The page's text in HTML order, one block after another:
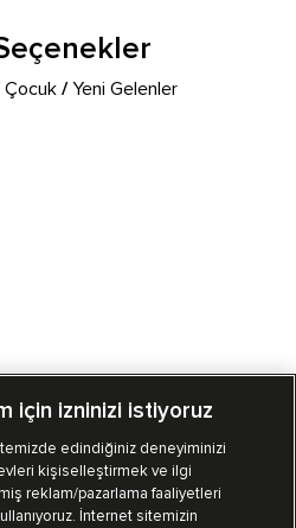
Çocuk /Yeni Gelenler
Sipariş Takibi
için izninizi istiyoruz
edindiğiniz deneyiminizi
kişiselleştirmek ve ilgi
reklam/pazarlama faaliyetleri
İnternet sitemizin